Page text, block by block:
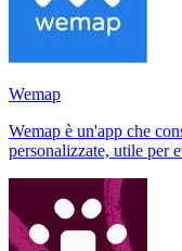
Wemap
Wemap è un'app che
personalizzate, utile per